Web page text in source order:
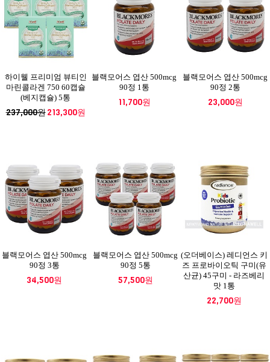
하이웰 프리미엄 뷰티인
마린콜라겐 750 60캡슐
(베지캡슐) 5통
237,000원213,300원
블랙모어스 엽산 500mcg
90정 1통
11,700원
블랙모어스 엽산 500mcg
90정 2통
23,000원
블랙모어스 엽산 500mcg
90정 3통
34,500원
블랙모어스 엽산 500mcg
90정 5통
57,500원
(오더베이스) 레디언스 키
즈 프로바이오틱 구미(유
산균) 45구미 - 라즈베리
맛 1통
22,700원